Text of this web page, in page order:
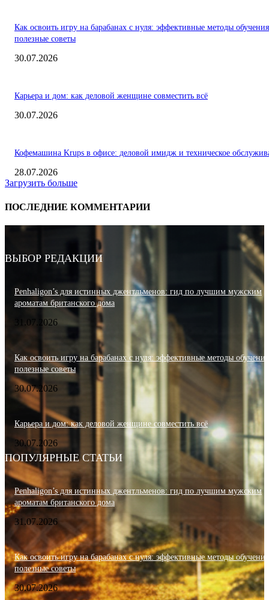
Как освоить игру на барабанах с нуля: эффективные методы
полезные советы
30.07.2026
Карьера и дом: как деловой женщине совместить всё
30.07.2026
Кофемашина Krups в офисе: деловой имидж и техническое
28.07.2026
Загрузить больше
ПОСЛЕДНИЕ КОММЕНТАРИИ
ВЫБОР РЕДАКЦИИ
Penhaligon’s для истинных джентльменов: гид по лучшим мужским
ароматам британского дома
31.07.2026
Как освоить игру на барабанах с нуля: эффективные методы
полезные советы
30.07.2026
Карьера и дом: как деловой женщине совместить всё
30.07.2026
ПОПУЛЯРНЫЕ СТАТЬИ
Penhaligon’s для истинных джентльменов: гид по лучшим мужским
ароматам британского дома
31.07.2026
Как освоить игру на барабанах с нуля: эффективные методы
полезные советы
30.07.2026